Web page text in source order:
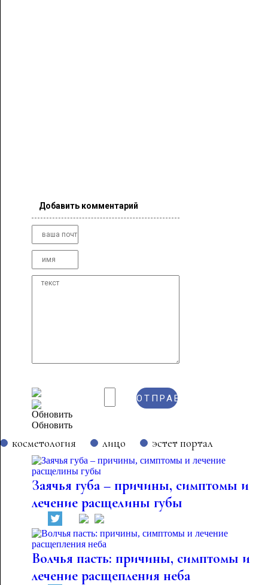
Добавить комментарий
Обновить
косметология лицо эстет портал
Заячья губа – причины, симптомы и
лечение расщелины губы
Волчья пасть: причины, симптомы и
лечение расщепления неба